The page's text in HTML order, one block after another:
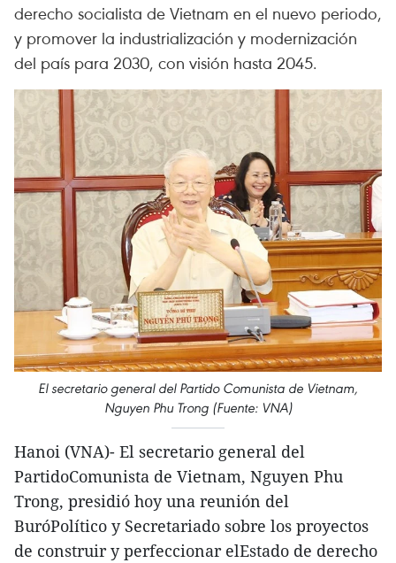
derecho socialista de Vietnam en el nuevo periodo,
y promover la industrialización y modernización
del país para 2030, con visión hasta 2045.
El secretario general del Partido Comunista de Vietnam,
Nguyen Phu Trong (Fuente: VNA)
Hanoi (VNA)- El secretario general del
PartidoComunista de Vietnam, Nguyen Phu
Trong, presidió hoy una reunión del
BuróPolítico y Secretariado sobre los proyectos
de construir y perfeccionar elEstado de derecho